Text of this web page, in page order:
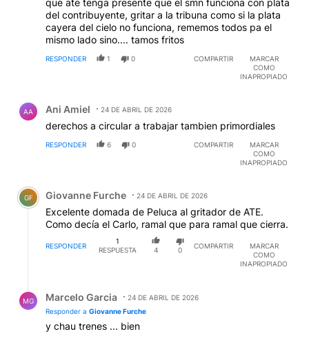
que ate tenga presente que el smn funciona con plata
del contribuyente, gritar a la tribuna como si la plata
cayera del cielo no funciona, rememos todos pa el
mismo lado sino.... tamos fritos
RESPONDER 1 0 COMPARTIR
MARCAR
COMO
INAPROPIADO
AA Ani Amiel 24 DE ABRIL DE 2026
derechos a circular a trabajar tambien primordiales
RESPONDER 6 0 COMPARTIR
MARCAR
COMO
INAPROPIADO
Comentario de Giovanne Furche.
GF Giovanne Furche 24 DE ABRIL DE 2026
Excelente domada de Peluca al gritador de ATE.
Como decía el Carlo, ramal que para ramal que cierra.
RESPONDER
1
RESPUESTA
4 0
COMPARTIR
MARCAR
COMO
INAPROPIADO
MG Marcelo Garcia
24 DE ABRIL DE 2026
Responder a Giovanne Furche
y chau trenes ... bien